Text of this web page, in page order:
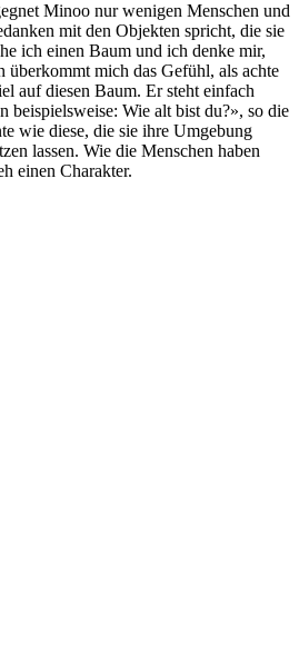
Minoo nur wenigen Menschen und
mit den Objekten spricht, die sie
ich einen Baum und ich denke mir,
überkommt mich das Gefühl, als achte
auf diesen Baum. Er steht einfach
beispielsweise: Wie alt bist du?», so die
wie diese, die sie ihre Umgebung
lassen. Wie die Menschen haben
einen Charakter.